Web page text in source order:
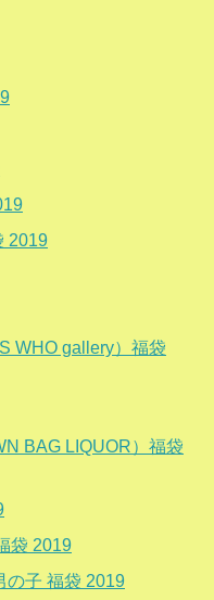
2019
WHO gallery）福袋
BAG LIQUOR）福袋
袋 2019
の子 福袋 2019